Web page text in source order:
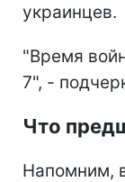
украинцев.
"Время
7", -
Что
Напомним,